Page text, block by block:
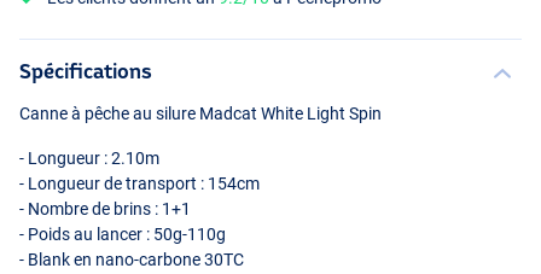
Spécifications
Canne à pêche au silure Madcat White Light Spin
- Longueur : 2.10m
- Longueur de transport : 154cm
- Nombre de brins : 1+1
- Poids au lancer : 50g-110g
- Blank en nano-carbone 30TC